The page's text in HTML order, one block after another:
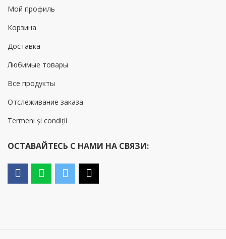
Мой профиль
Корзина
Доставка
Любимые товары
Все продукты
Отслеживание заказа
Termeni și condiții
ОСТАВАЙТЕСЬ С НАМИ НА СВЯЗИ: